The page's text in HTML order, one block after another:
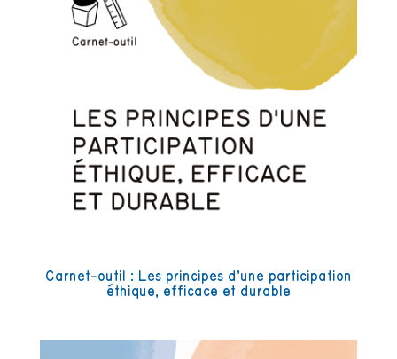
Carnet-outil : Les principes d’une participation
éthique, efficace et durable